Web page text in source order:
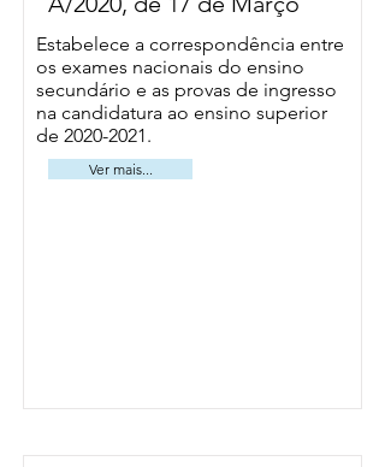
Estabelece a correspondência entre
os exames nacionais do ensino
secundário e as provas de ingresso
na candidatura ao ensino superior
de 2020-2021.
Ver mais...